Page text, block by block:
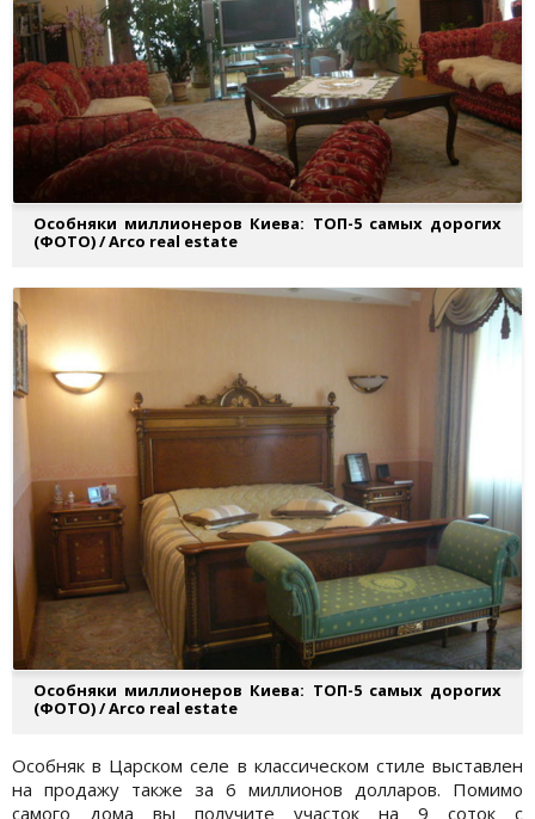
Особняки миллионеров Киева: ТОП-5 самых дорогих
(ФОТО) / Arco real estate
Особняки миллионеров Киева: ТОП-5 самых дорогих
(ФОТО) / Arco real estate
Особняк в Царском селе в классическом стиле выставлен
на продажу также за 6 миллионов долларов. Помимо
самого дома вы получите участок на 9 соток с